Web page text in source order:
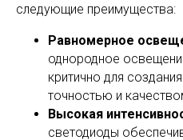
следующие преимущества:
Равномерное
однородное
критично для
точностью и
Высокая
светодиоды